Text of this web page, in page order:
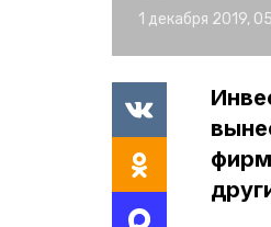
1 декабря 2019,